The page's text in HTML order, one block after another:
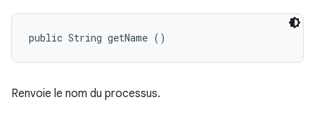
public String getName ()
Renvoie le nom du processus.